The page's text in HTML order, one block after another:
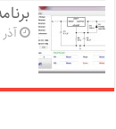
آذر 19, 1392